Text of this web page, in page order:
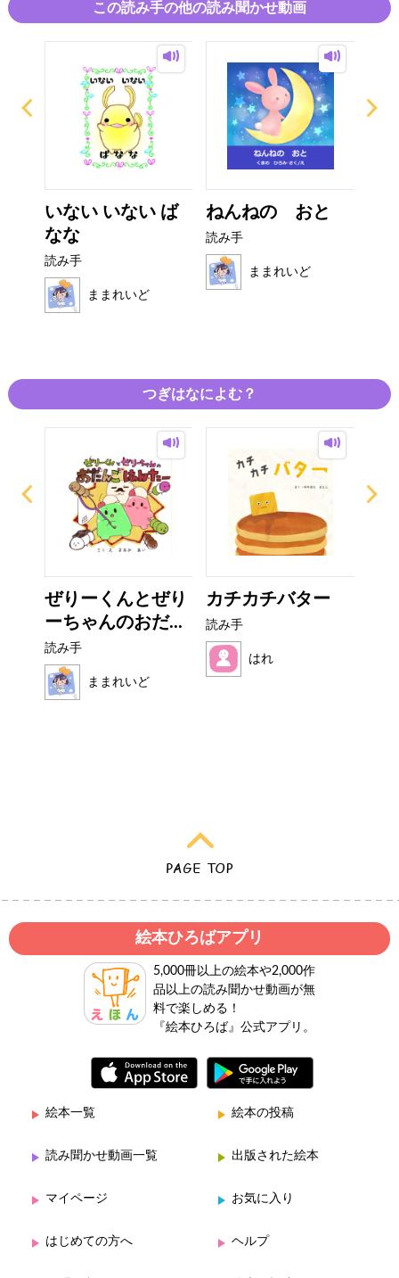
この読み手の他の読み聞かせ動画
いない いない ば
なな
読み手
ままれいど
ねんねの おと
読み手
ままれいど
つぎはなによむ？
ぜりーくんとぜり
ーちゃんのおだ...
読み手
ままれいど
カチカチバター
読み手
はれ
絵本ひろばアプリ
5,000冊以上の絵本や2,000作
品以上の読み聞かせ動画が無
料で楽しめる！
『絵本ひろば』公式アプリ。
絵本一覧 絵本の投稿
読み聞かせ動画一覧 出版された絵本
マイページ お気に入り
はじめての方へ ヘルプ